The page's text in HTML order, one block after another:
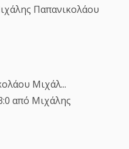
Παπανικολάου
Μιχάλ...
από Μιχάλης